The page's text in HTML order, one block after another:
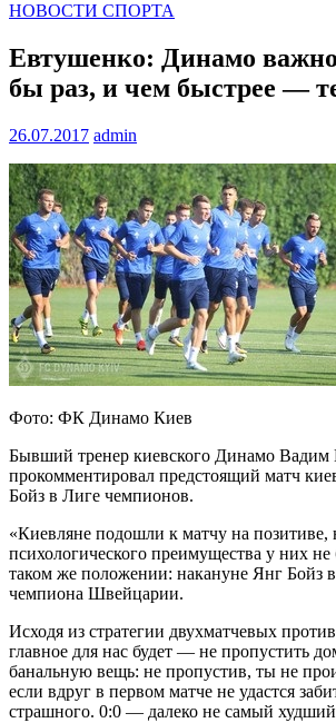
НОВОСТИ СПОРТА
Евтушенко: Динамо важно
бы раз, и чем быстрее —
26.07.2017 admin
Фото: ФК Динамо Киев
Бывший тренер киевского Динамо Вадим
прокомментировал предстоящий матч
Бойз в Лиге чемпионов.
«Киевляне подошли к матчу на позитиве,
психологического преимущества у них не
таком же положении: накануне Янг Бойз
чемпиона Швейцарии.
Исходя из стратегии двухматчевых
главное для нас будет — не пропустить
банальную вещь: не пропустив, ты не
если вдруг в первом матче не удастся
страшного. 0:0 — далеко не самый худший